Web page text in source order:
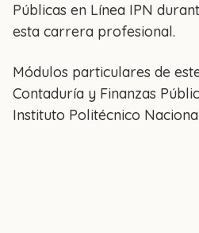
Públicas en Línea IPN
esta carrera profesional.
Módulos particulares de
Contaduría y Finanzas
Instituto Politécnico